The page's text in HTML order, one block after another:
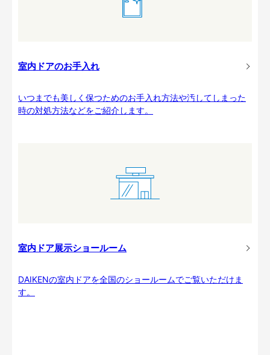
室内ドアのお手入れ
いつまでも美しく保つためのお手入れ方法や汚してしまった
時の対処方法などをご紹介します。
室内ドア展示ショールーム
DAIKENの室内ドアを全国のショールームでご覧いただけま
す。